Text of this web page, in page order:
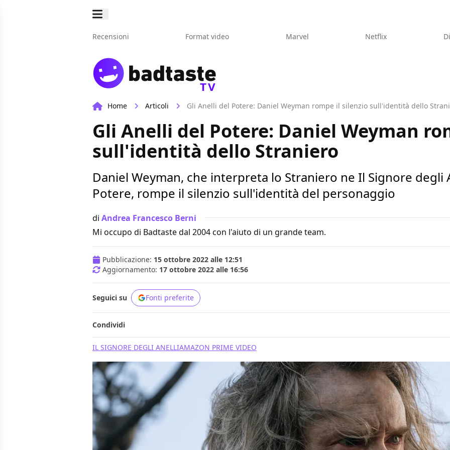
Recensioni Format video Marvel Netflix
TV
Home Articoli Gli Anelli del Potere: Daniel Weyman rompe il silenzio sull'identità dello
Gli Anelli del Potere: Daniel Weyman
sull'identità dello Straniero
Daniel Weyman, che interpreta lo Straniero ne Il Signore degli
Potere, rompe il silenzio sull'identità del personaggio
di Andrea Francesco Berni
Mi occupo di Badtaste dal 2004 con l'aiuto di un grande team.
Pubblicazione: 15 ottobre 2022 alle 12:51
Aggiornamento: 17 ottobre 2022 alle 16:56
Seguici su Fonti preferite
Condividi
IL SIGNORE DEGLI ANELLIAMAZON PRIME VIDEO